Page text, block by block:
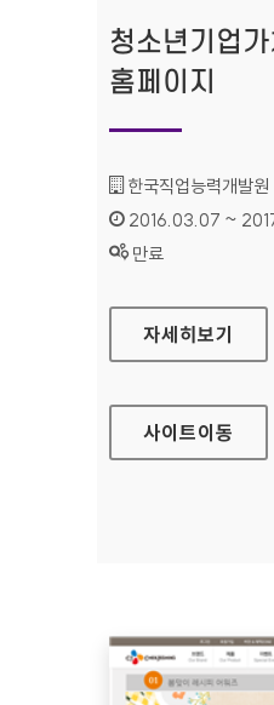
청소년기업
홈페이지
기관명 :
한국직업능력개발원
인증기간 :
2016.03.07 ~
상태 :
만료
청소년기업가체
자세히보기
사이트이동